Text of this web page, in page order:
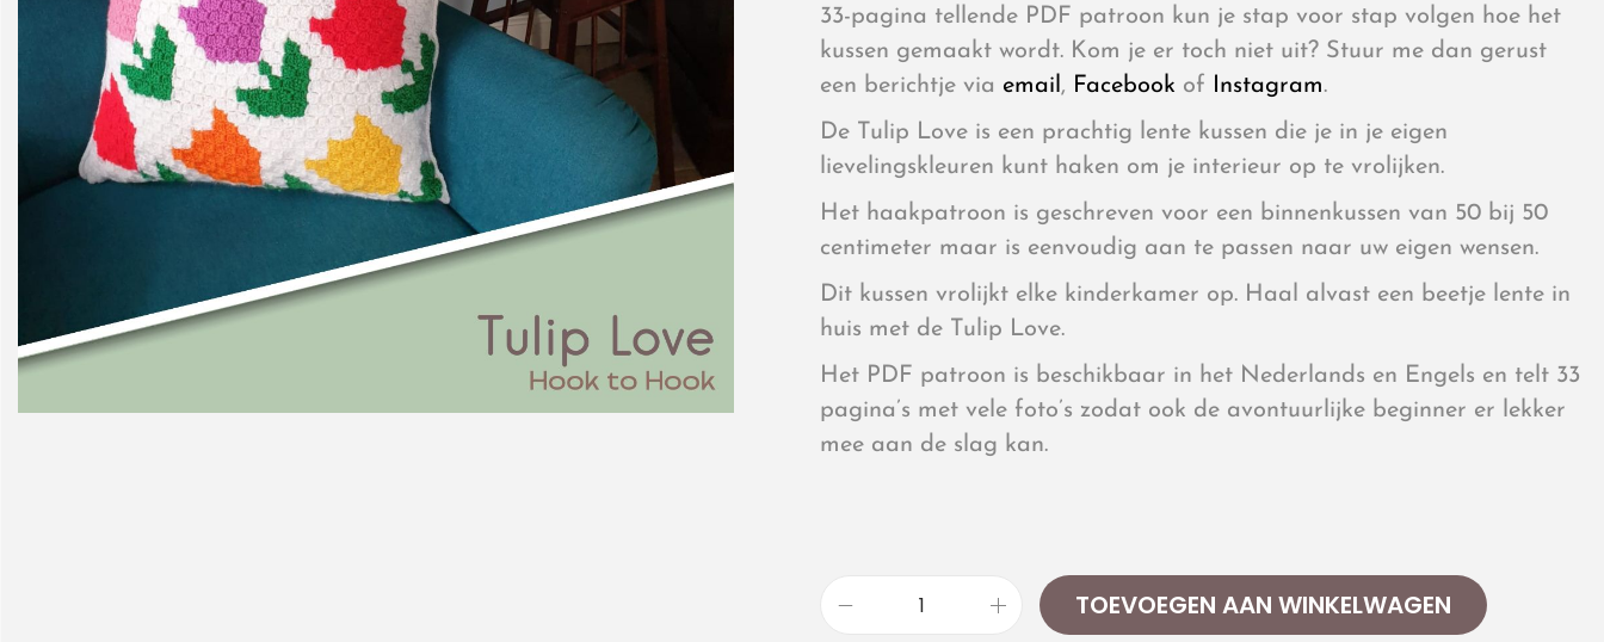
33-pagina tellende PDF patroon kun je stap voor stap volgen hoe het
kussen gemaakt wordt. Kom je er toch niet uit? Stuur me dan gerust
een berichtje via email, Facebook of Instagram.
De Tulip Love is een prachtig lente kussen die je in je eigen
lievelingskleuren kunt haken om je interieur op te vrolijken.
Het haakpatroon is geschreven voor een binnenkussen van 50 bij 50
centimeter maar is eenvoudig aan te passen naar uw eigen wensen.
Dit kussen vrolijkt elke kinderkamer op. Haal alvast een beetje lente in
huis met de Tulip Love.
Het PDF patroon is beschikbaar in het Nederlands en Engels en telt 33
pagina’s met vele foto’s zodat ook de avontuurlijke beginner er lekker
mee aan de slag kan.
TOEVOEGEN AAN WINKELWAGEN